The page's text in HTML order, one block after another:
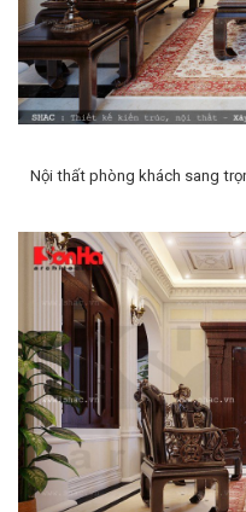
Nội thất phòng khách sang